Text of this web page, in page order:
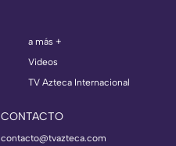
a más +
Videos
TV Azteca Internacional
CONTACTO
contacto@tvazteca.com